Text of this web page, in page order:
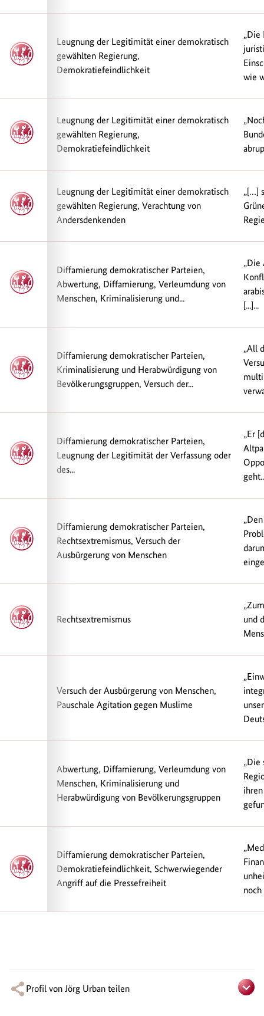
Leugnung der Legitimität einer demokratisch
gewählten Regierung,
Demokratiefeindlichkeit
„Die
wie
Leugnung der Legitimität einer demokratisch
gewählten Regierung,
Demokratiefeindlichkeit
Leugnung der Legitimität einer demokratisch
gewählten Regierung, Verachtung von
Andersdenkenden
„[…]
Diffamierung demokratischer Parteien,
Abwertung, Diffamierung, Verleumdung von
Menschen, Kriminalisierung und...
„Die
[...]...
Diffamierung demokratischer Parteien,
Kriminalisierung und Herabwürdigung von
Bevölkerungsgruppen, Versuch der...
„All
Diffamierung demokratischer Parteien,
Leugnung der Legitimität der Verfassung oder
des...
„Er
Diffamierung demokratischer Parteien,
Rechtsextremismus, Versuch der
Ausbürgerung von Menschen
Rechtsextremismus
und
Versuch der Ausbürgerung von Menschen,
Pauschale Agitation gegen Muslime
Abwertung, Diffamierung, Verleumdung von
Menschen, Kriminalisierung und
Herabwürdigung von Bevölkerungsgruppen
„Die
Diffamierung demokratischer Parteien,
Demokratiefeindlichkeit, Schwerwiegender
Angriff auf die Pressefreiheit
noch
Profil von Jörg Urban teilen